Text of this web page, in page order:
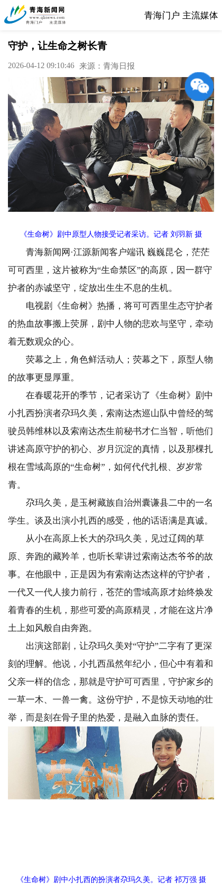
青海门户 主流媒体
守护，让生命之树长青
2026-04-12 09:10:46 来源：青海日报
《生命树》剧中原型人物接受记者采访。记者 刘羽新 摄
青海新闻网·江源新闻客户端讯 巍巍昆仑，茫茫
可可西里，这片被称为“生命禁区”的高原，因一群守
护者的赤诚坚守，绽放出生生不息的生机。
电视剧《生命树》热播，将可可西里生态守护者
的热血故事搬上荧屏，剧中人物的悲欢与坚守，牵动
着无数观众的心。
荧幕之上，角色鲜活动人；荧幕之下，原型人物
的故事更显厚重。
在春暖花开的季节，记者采访了《生命树》剧中
小扎西扮演者尕玛久美，索南达杰巡山队中曾经的驾
驶员韩维林以及索南达杰生前秘书才仁当智，听他们
讲述高原守护的初心、岁月沉淀的真情，以及那棵扎
根在雪域高原的“生命树”，如何代代扎根、岁岁常
青。
尕玛久美，是玉树藏族自治州囊谦县二中的一名
学生。谈及出演小扎西的感受，他的话语满是真诚。
从小在高原上长大的尕玛久美，见过辽阔的草
原、奔跑的藏羚羊，也听长辈讲过索南达杰爷爷的故
事。在他眼中，正是因为有索南达杰这样的守护者，
一代又一代人接力前行，苍茫的雪域高原才始终焕发
着青春的生机，那些可爱的高原精灵，才能在这片净
土上如风般自由奔跑。
出演这部剧，让尕玛久美对“守护”二字有了更深
刻的理解。他说，小扎西虽然年纪小，但心中有着和
父亲一样的信念，那就是守护可可西里，守护家乡的
一草一木、一兽一禽。这份守护，不是惊天动地的壮
举，而是刻在骨子里的热爱，是融入血脉的责任。
《生命树》剧中小扎西的扮演者尕玛久美。记者 祁万强 摄